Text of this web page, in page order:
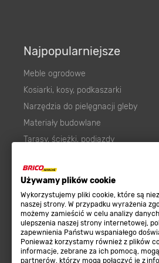
Używamy plików cookie
Wykorzystujemy pliki cookie, które są
naszej strony. W przypadku wyrażenia
możemy zamieścić w celu analizy
ulepszenia naszej strony internetowej,
zapewnienia Państwu wspaniałego
Ponieważ korzystamy również z plików
informacje, zebrane za ich pomocą,
partnerów, którzy mogą połączyć je z
Najpopularniejsze
Meble ogrodowe
Kosiarki, kosy, podkaszarki
Narzędzia do pielęgnacji gleby
Materiały budowlane
Tarasy, ścieżki, podjazdy
Karma dla psa
Farby wewnętrzne białe
Elektryka
Panele
Elektronarzędzia